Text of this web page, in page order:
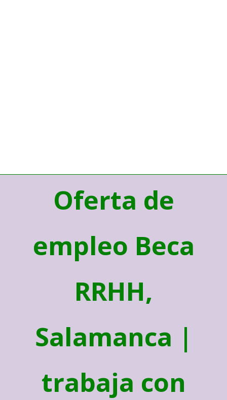
Oferta de
empleo Beca
RRHH,
Salamanca |
trabaja con